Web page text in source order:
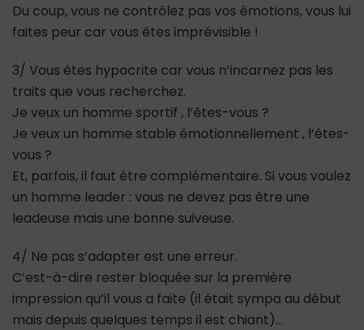
Du coup, vous ne contrôlez pas vos émotions, vous lui
faites peur car vous êtes imprévisible !
3/ Vous êtes hypocrite car vous n’incarnez pas les
traits que vous recherchez.
Je veux un homme sportif , l’êtes-vous ?
Je veux un homme stable émotionnellement , l’êtes-
vous ?
Et, parfois, il faut être complémentaire. Si vous voulez
un homme leader : vous ne devez pas être une
leadeuse mais une bonne suiveuse.
4/ Ne pas s’adapter est une erreur.
C’est-à-dire rester bloquée sur la première
impression qu’il vous a faite (il était sympa au début
mais depuis quelques temps il est chiant)…